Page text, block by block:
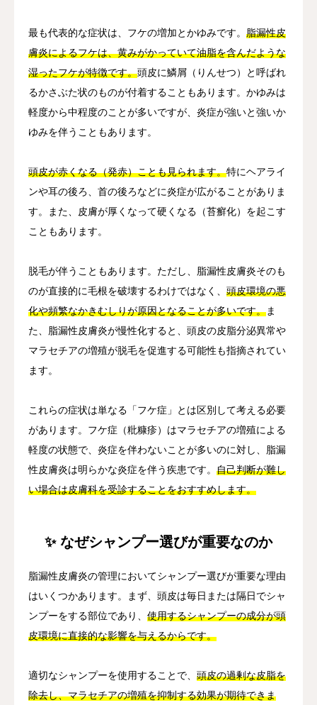
最も代表的な症状は、フケの増加とかゆみです。 脂漏性皮
膚炎によるフケは、黄みがかっていて油脂を含んだような
湿ったフケが特徴です。頭皮に鱗屑（りんせつ）と呼ばれ
るかさぶた状のものが付着することもあります。かゆみは
軽度から中程度のことが多いですが、炎症が強いと強いか
ゆみを伴うこともあります。
頭皮が赤くなる（発赤）ことも見られます。特にヘアライ
ンや耳の後ろ、首の後ろなどに炎症が広がることがありま
す。また、皮膚が厚くなって硬くなる（苔癬化）を起こす
こともあります。
脱毛が伴うこともあります。ただし、脂漏性皮膚炎そのも
のが直接的に毛根を破壊するわけではなく、 頭皮環境の悪
化や頻繁なかきむしりが原因となることが多いです。ま
た、脂漏性皮膚炎が慢性化すると、頭皮の皮脂分泌異常や
マラセチアの増殖が脱毛を促進する可能性も指摘されてい
ます。
これらの症状は単なる「フケ症」とは区別して考える必要
があります。フケ症（粃糠疹）はマラセチアの増殖による
軽度の状態で、炎症を伴わないことが多いのに対し、脂漏
性皮膚炎は明らかな炎症を伴う疾患です。 自己判断が難し
い場合は皮膚科を受診することをおすすめします。
✨ なぜシャンプー選びが重要なのか
脂漏性皮膚炎の管理においてシャンプー選びが重要な理由
はいくつかあります。まず、頭皮は毎日または隔日でシャ
ンプーをする部位であり、 使用するシャンプーの成分が頭
皮環境に直接的な影響を与えるからです。
適切なシャンプーを使用することで、 頭皮の過剰な皮脂を
除去し、マラセチアの増殖を抑制する効果が期待できま